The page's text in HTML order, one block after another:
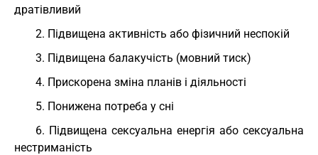
дратівливий
2. Підвищена активність або фізичний неспокій
3. Підвищена балакучість (мовний тиск)
4. Прискорена зміна планів і діяльності
5. Понижена потреба у сні
6. Підвищена сексуальна енергія або сексуальна
нестриманість